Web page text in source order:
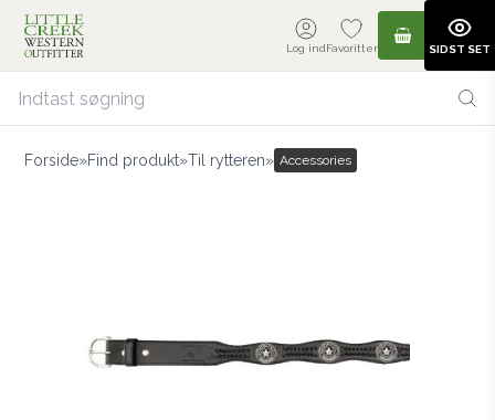
Log indFavoritter
Forside»Find produkt»Til rytteren» Accessories
SIDST SET